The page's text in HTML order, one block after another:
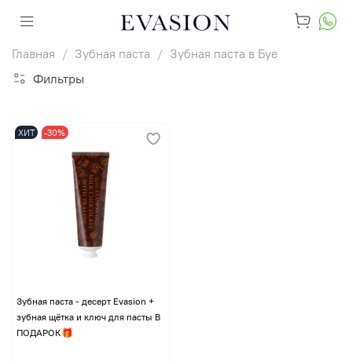
Главная Зубная паста
Зубная паста в Буе
Фильтры
ХИТ -30%
Зубная паста - десерт Evasion +
зубная щётка и ключ для пасты В
ПОДАРОК🎁